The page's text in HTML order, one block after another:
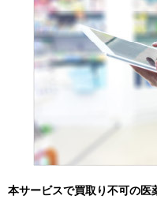
本サービスで買取り不可の医